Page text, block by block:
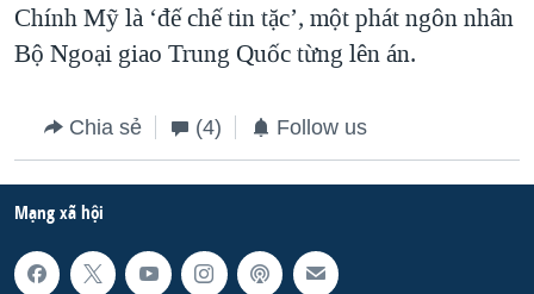
Chính Mỹ là ‘đế chế tin tặc’, một phát ngôn nhân
Bộ Ngoại giao Trung Quốc từng lên án.
Chia sẻ (4) Follow us
Mạng xã hội